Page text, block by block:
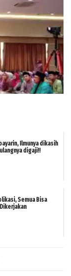
Ilmunya dikasih
digaji!!
Semua Bisa
Dikerjakan